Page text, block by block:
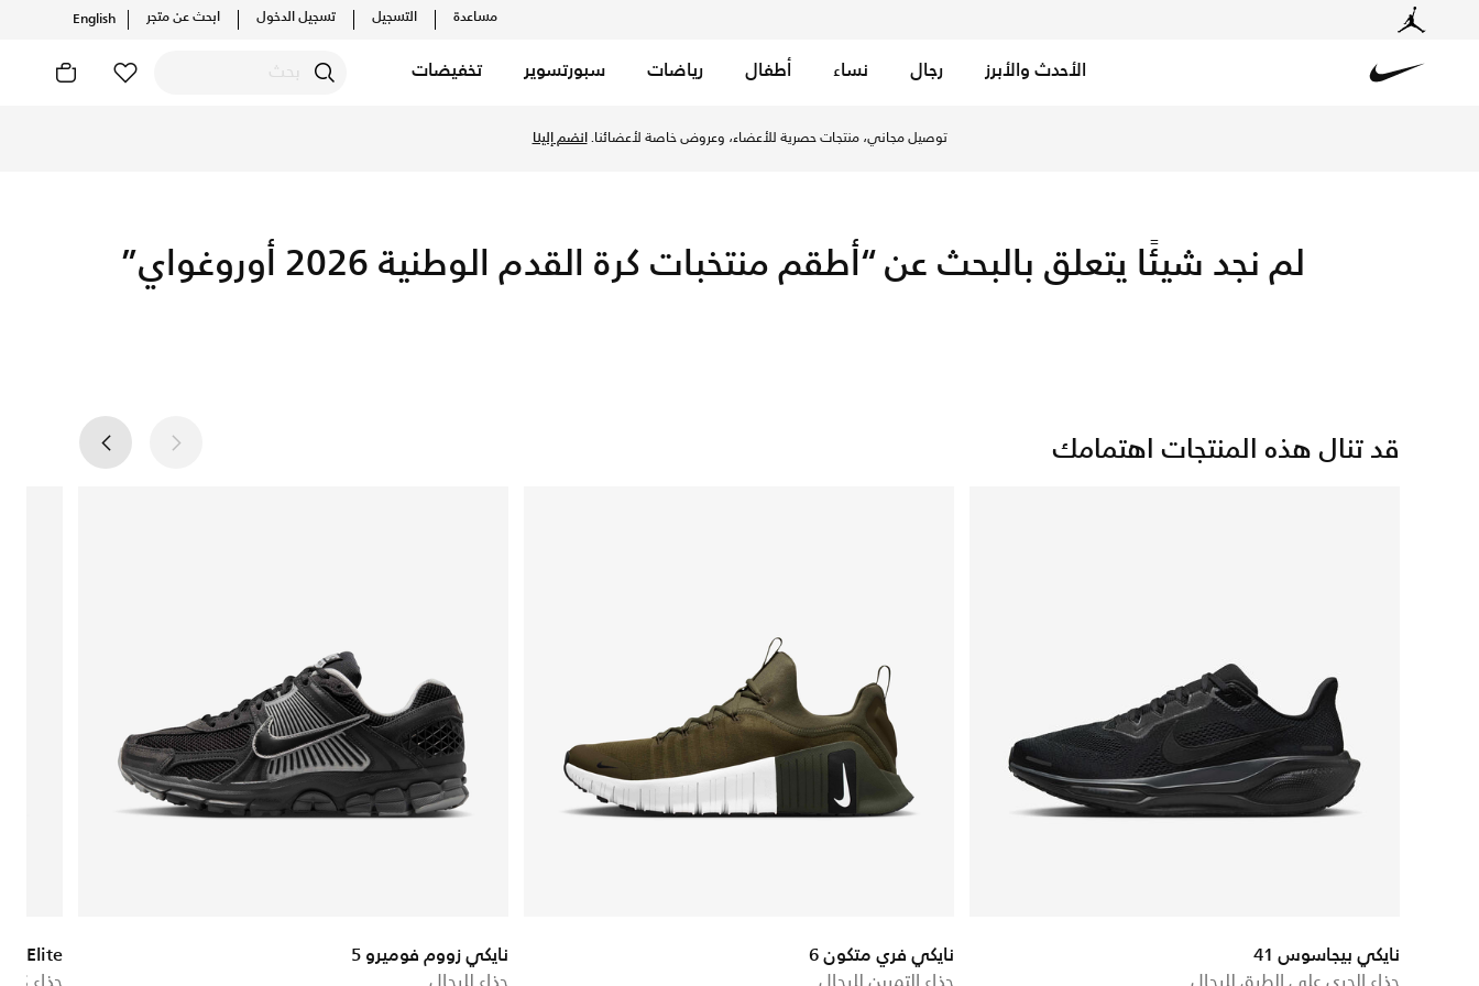
مساعدة التسجيل تسجيل الدخول ابحث عن متجر English
الأحدث والأبرز رجال نساء أطفال رياضات سبورتسوير تخفيضات
توصيل مجاني، منتجات حصرية للأعضاء، وعروض خاصة لأعضائنا.انضم إلينا
لم نجد شيئًا يتعلق بالبحث عن “أطقم منتخبات كرة القدم الوطنية 2026 أوروغواي”
قد تنال هذه المنتجات اهتمامك
نايكي بيجاسوس 41
نايكي فري متكون 6
نايكي زووم فوميرو 5
Elite